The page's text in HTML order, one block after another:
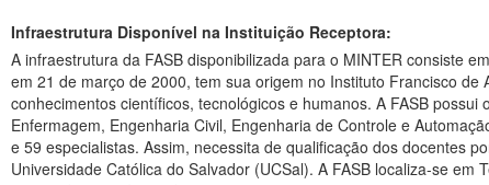
Infraestrutura Disponível na Instituição Receptora:
A infraestrutura da FASB disponibilizada para o MINTER consiste em: sala de aula com
em 21 de março de 2000, tem sua origem no Instituto Francisco
conhecimentos científicos, tecnológicos e humanos. A FASB
Enfermagem, Engenharia Civil, Engenharia de Controle e
e 59 especialistas. Assim, necessita de qualificação dos docentes
Universidade Católica do Salvador (UCSal). A FASB localiza-se